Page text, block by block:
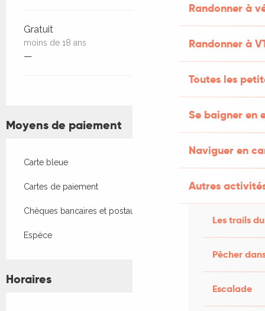
Randonner à
Randonner à
Toutes les
Se baigner en
Naviguer en
Autres
Les trails
Pêcher
Escalade
Gratuit
moins de 18 ans
—
Moyens de paiement
Carte bleue
Cartes de paiement
Chèques bancaires et postaux
Espèce
Horaires